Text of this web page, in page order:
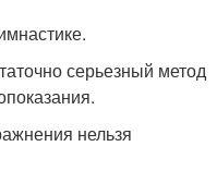
серьезный метод
нельзя